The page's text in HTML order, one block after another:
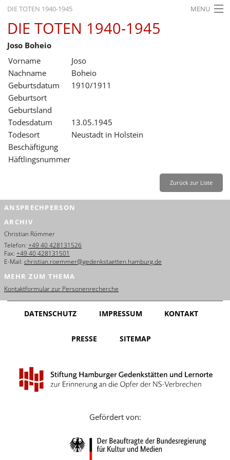
DIE TOTEN 1940-1945 MENU
STARTSEITE
AKTUELLES
AUSSTELLUNGEN
GESCHICHTE
BILDUNG
FORSCHUNG
SERVICE
Français
Dansk
Español
Nederlands
Português
Русский
Leichte Sprache
DIE TOTEN 1940-1945
Joso Boheio
Vorname
Joso
Nachname
Boheio
Geburtsdatum
1910/1911
Geburtsort
Geburtsland
Todesdatum
13.05.1945
Todesort
Neustadt in Holstein
Beschäftigung
Häftlingsnummer
Zurück zur Liste
ANSPRECHPERSON
ARCHIV
Christian Römmer
Telefon: +49 40 428131526
Fax: +49 40 428131501
E-Mail: christian.roemmer@gedenkstaetten.hamburg.de
MEHR ZUM THEMA
Kontaktformular zur Personenrecherche
DATENSCHUTZ IMPRESSUM KONTAKT
PRESSE SITEMAP
Gefördert von: